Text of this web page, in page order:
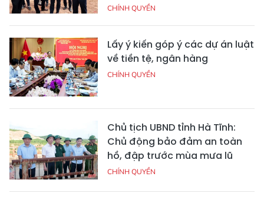
CHÍNH QUYỀN
Lấy ý kiến góp ý các dự án luật
về tiền tệ, ngân hàng
CHÍNH QUYỀN
Chủ tịch UBND tỉnh Hà Tĩnh:
Chủ động bảo đảm an toàn
hồ, đập trước mùa mưa lũ
CHÍNH QUYỀN